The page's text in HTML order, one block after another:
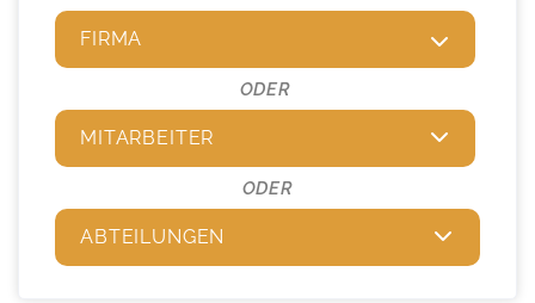
FIRMA
ODER
MITARBEITER
ODER
ABTEILUNGEN